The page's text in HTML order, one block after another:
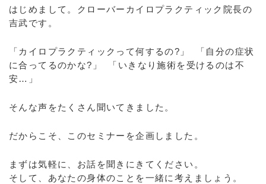
はじめまして。クローバーカイロプラクティック院長の
吉武です。
「カイロプラクティックって何するの?」 「自分の症状
に合ってるのかな?」 「いきなり施術を受けるのは不
安…」
そんな声をたくさん聞いてきました。
だからこそ、このセミナーを企画しました。
まずは気軽に、お話を聞きにきてください。
そして、あなたの身体のことを一緒に考えましょう。